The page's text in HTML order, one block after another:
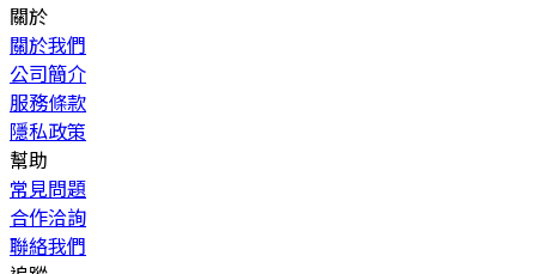
關於
關於我們
公司簡介
服務條款
隱私政策
幫助
常見問題
合作洽詢
聯絡我們